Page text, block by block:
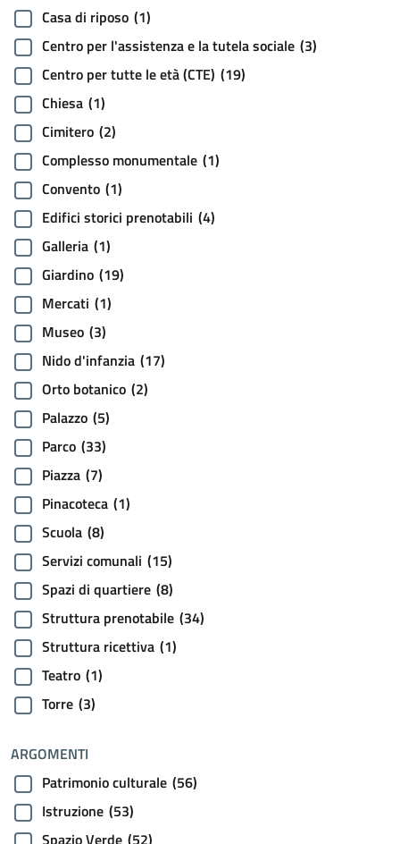
Casa di riposo (1)
Centro per l'assistenza e la tutela sociale (3)
Centro per tutte le età (CTE) (19)
Chiesa (1)
Cimitero (2)
Complesso monumentale (1)
Convento (1)
Edifici storici prenotabili (4)
Galleria (1)
Giardino (19)
Mercati (1)
Museo (3)
Nido d'infanzia (17)
Orto botanico (2)
Palazzo (5)
Parco (33)
Piazza (7)
Pinacoteca (1)
Scuola (8)
Servizi comunali (15)
Spazi di quartiere (8)
Struttura prenotabile (34)
Struttura ricettiva (1)
Teatro (1)
Torre (3)
ARGOMENTI
Patrimonio culturale (56)
Istruzione (53)
Spazio Verde (52)